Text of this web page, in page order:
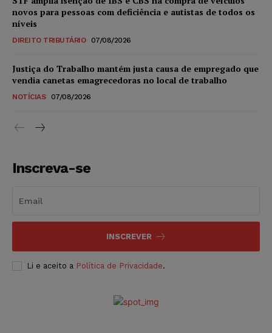
novos para pessoas com deficiência e autistas de todos os
níveis
DIREITO TRIBUTÁRIO 07/08/2026
Justiça do Trabalho mantém justa causa de empregado que
vendia canetas emagrecedoras no local de trabalho
NOTÍCIAS 07/08/2026
Inscreva-se
INSCREVER
Li e aceito a Política de Privacidade.